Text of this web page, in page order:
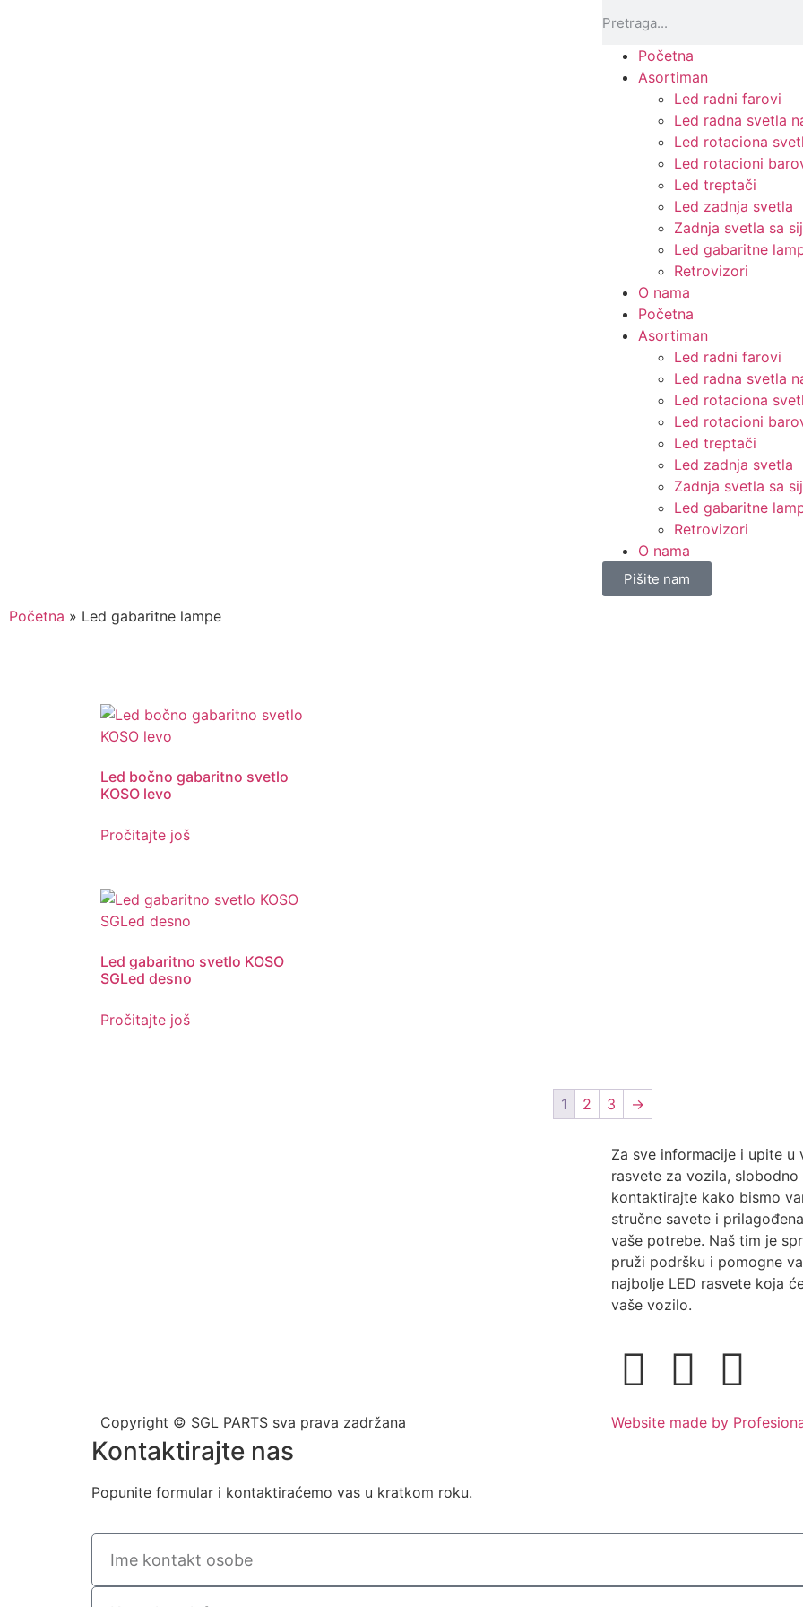
Početna
Asortiman
Led radni farovi
Led radna svetla
Led rotaciona
Led rotacioni
Led treptači
Led zadnja svetla
Zadnja svetla sa
Led gabaritne
Retrovizori
O nama
Početna
Asortiman
Led radni farovi
Led radna svetla
Led rotaciona
Led rotacioni
Led treptači
Led zadnja svetla
Zadnja svetla sa
Led gabaritne
Retrovizori
O nama
Pišite nam
Početna » Led gabaritne lampe
Led bočno gabaritno svetlo
KOSO levo
Pročitajte još
Led gabaritno svetlo KOSO
SGLed desno
Pročitajte još
1 2 3 →
Za sve informacije i upite u
rasvete za vozila, slobodno
kontaktirajte kako bismo
stručne savete i
vaše potrebe. Naš tim je
pruži podršku i pomogne
najbolje LED rasvete koja
vaše vozilo.
Copyright © SGL PARTS sva prava zadržana Website made by
Kontaktirajte nas
Popunite formular i kontaktiraćemo vas u kratkom roku.